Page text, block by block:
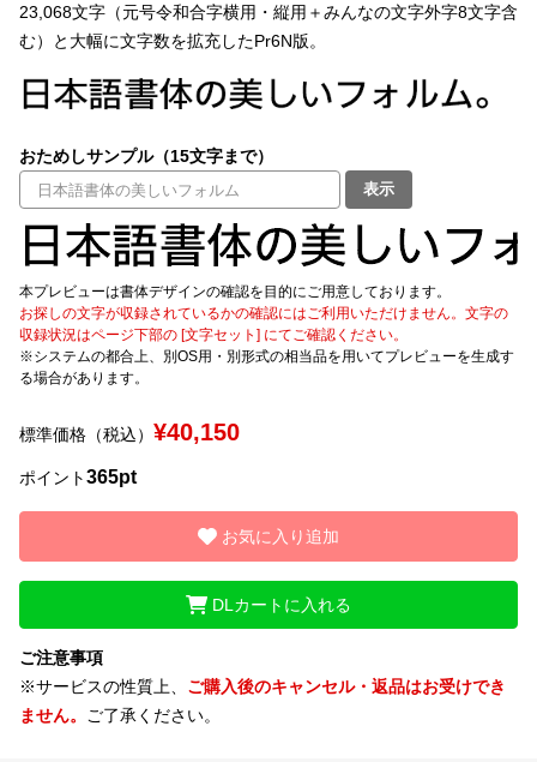
ご利用ガイド
よくあるご質問
お問い合わせ
すべてを表示
太さ・ウェイト
セット or 単体
文字種類
価格帯
〜
23,068文字（元号令和合字横用・縦用＋みんなの文字外字8文字含
む）と大幅に文字数を拡充したPr6N版。
おためしサンプル（15文字まで）
表示
本プレビューは書体デザインの確認を目的にご用意しております。
お探しの文字が収録されているかの確認にはご利用いただけません。文字の
収録状況はページ下部の [文字セット] にてご確認ください。
※システムの都合上、別OS用・別形式の相当品を用いてプレビューを生成す
る場合があります。
標準価格（税込） ¥40,150
ポイント365pt
お気に入り追加
DLカートに入れる
ご注意事項
※サービスの性質上、 ご購入後のキャンセル・返品はお受けでき
ません。 ご了承ください。